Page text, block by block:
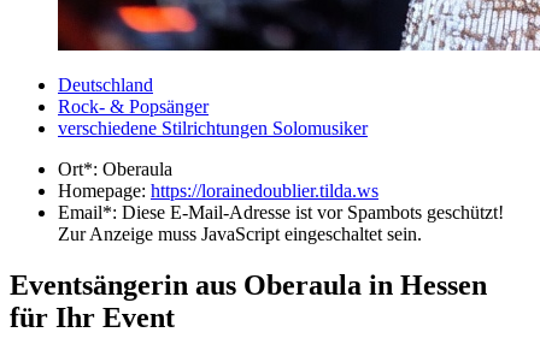
Deutschland
Rock- & Popsänger
verschiedene Stilrichtungen Solomusiker
Ort*: Oberaula
Homepage: https://lorainedoublier.tilda.ws
Email*: Diese E-Mail-Adresse ist vor Spambots geschützt!
Zur Anzeige muss JavaScript eingeschaltet sein.
Eventsängerin aus Oberaula in Hessen
für Ihr Event